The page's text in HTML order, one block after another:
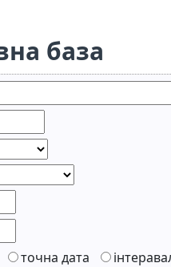
база
точна дата